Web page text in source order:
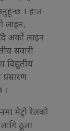
। हाल
लाइन,
अर्को लाइन
सवारी
विद्युतीय
।
मेट्रो रेलको
ठूला